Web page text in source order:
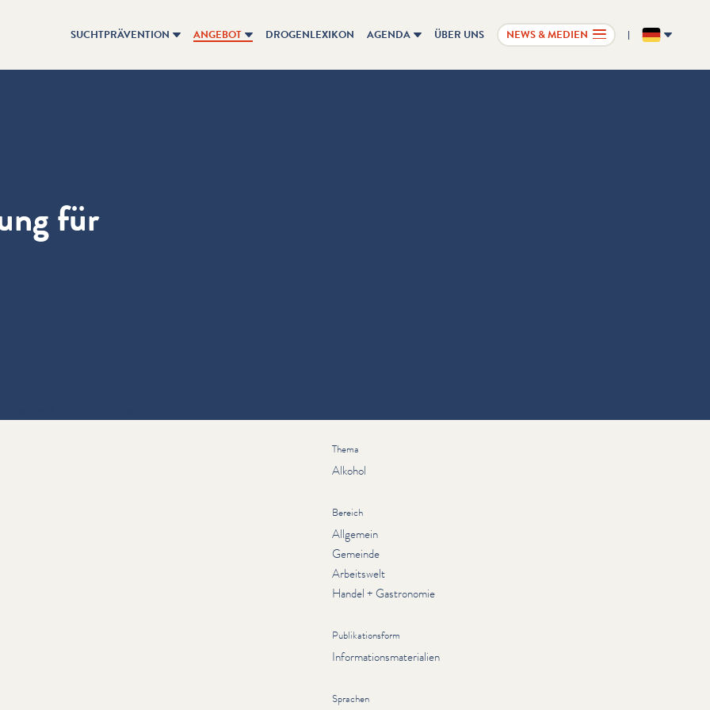
SUCHTPRÄVENTION ANGEBOT DROGENLEXIKON AGENDA ÜBER UNS NEWS & MEDIEN DE
für
Thema
Alkohol
Bereich
Allgemein
Gemeinde
Arbeitswelt
Handel + Gastronomie
Publikationsform
Informationsmaterialien
Sprachen